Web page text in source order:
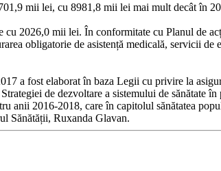
mii lei, cu 8981,8 mii lei mai mult decât în
2026,0 mii lei. În conformitate cu Planul de
obligatorie de asistență medicală, servicii
a fost elaborat în baza Legii cu privire la
de dezvoltare a sistemului de sănătate
anii 2016-2018, care în capitolul sănătatea
Sănătății, Ruxanda Glavan.